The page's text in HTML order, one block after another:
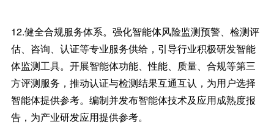
12.健全合规服务体系。强化智能体风险监测预警、检测评
估、咨询、认证等专业服务供给，引导行业积极研发智能
体监测工具。开展智能体功能、性能、质量、合规等第三
方评测服务，推动认证与检测结果互通互认，为用户选择
智能体提供参考。编制并发布智能体技术及应用成熟度报
告，为产业研发应用提供参考。